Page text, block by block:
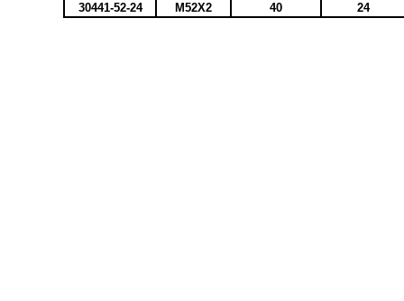
30441-52-24
M52X2 40 24